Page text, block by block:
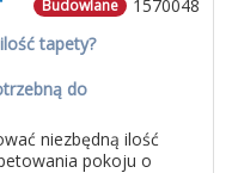
1570048
Budowlane
tapety?
do
niezbędną ilość
pokoju o